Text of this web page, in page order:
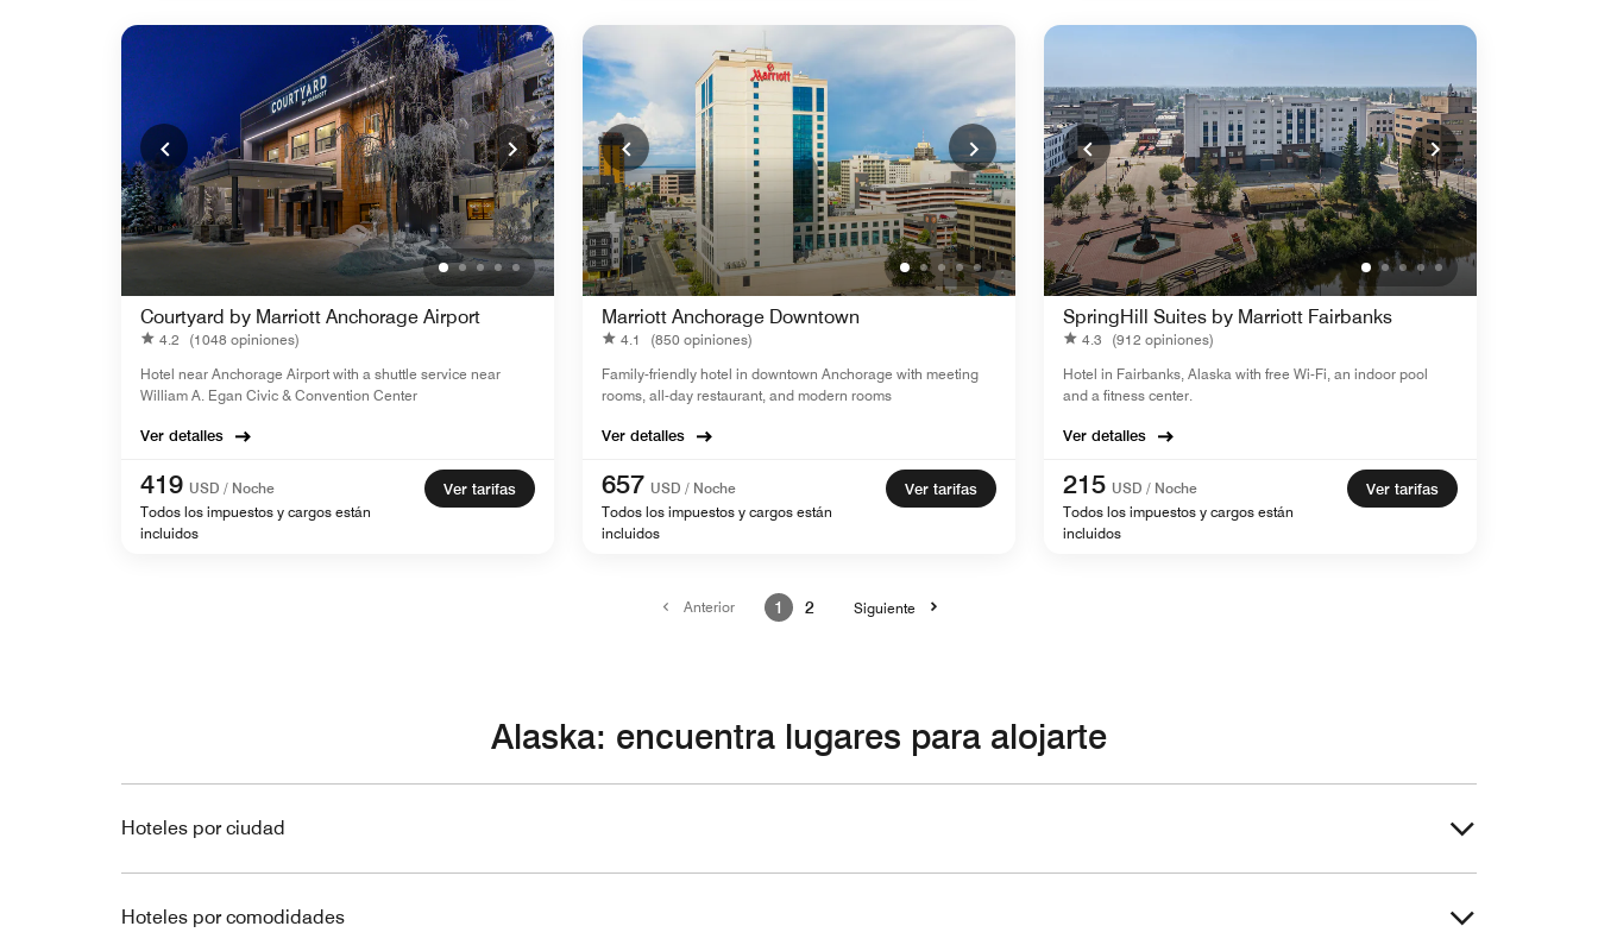
Courtyard by Marriott Anchorage Airport
4.2
(1048 opiniones)
Hotel near Anchorage Airport with a shuttle service near
William A. Egan Civic & Convention Center
Ver detalles
419 USD / Noche
Todos los impuestos y cargos están
incluidos
Ver tarifas
Marriott Anchorage Downtown
4.1
(850 opiniones)
Family-friendly hotel in downtown Anchorage with meeting
rooms, all-day restaurant, and modern rooms
Ver detalles
657 USD / Noche
Todos los impuestos y cargos están
incluidos
Ver tarifas
SpringHill Suites by Marriott Fairbanks
4.3
(912 opiniones)
Hotel in Fairbanks, Alaska with free Wi-Fi, an indoor pool
and a fitness center.
Ver detalles
215 USD / Noche
Todos los impuestos y cargos están
incluidos
Ver tarifas
Anterior 1 2 Siguiente
Alaska: encuentra lugares para alojarte
Hoteles por ciudad
Hoteles por comodidades